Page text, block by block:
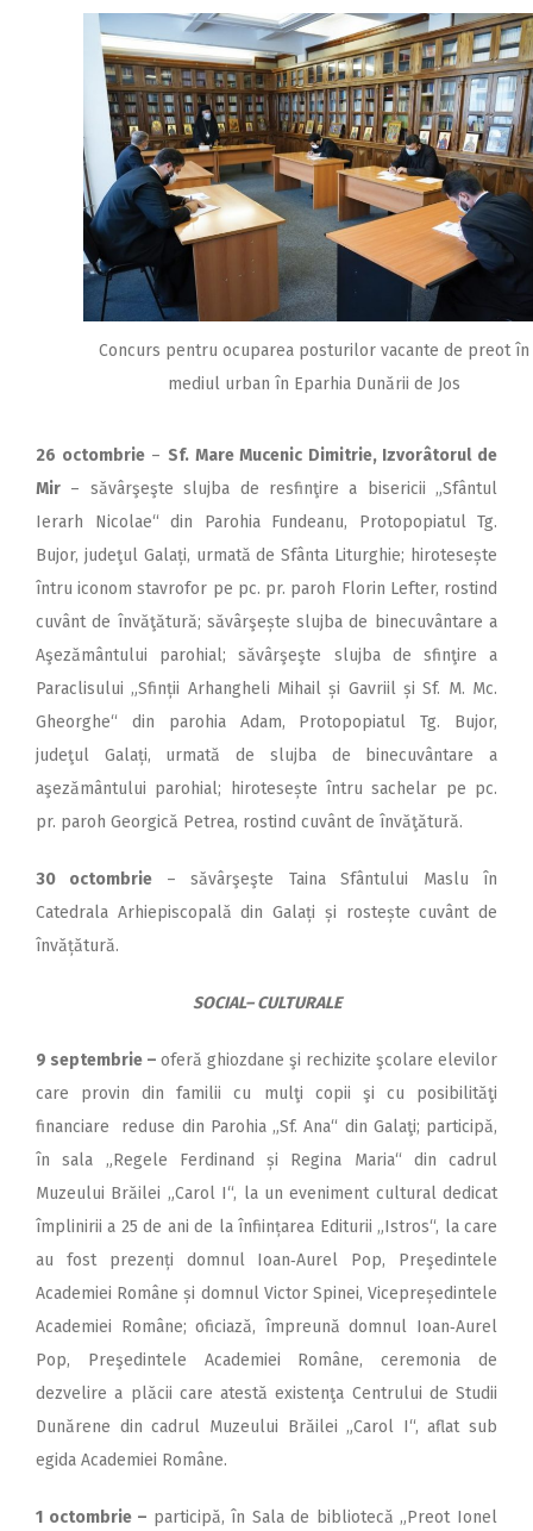
Concurs pentru ocuparea posturilor vacante de preot în
mediul urban în Eparhia Dunării de Jos
26 octombrie– Sf. Mare Mucenic Dimitrie, Izvorâtorul de
Mir – săvârşeşte slujba de resfinţire a bisericii „Sfântul
Ierarh Nicolae“ din Parohia Fundeanu, Protopopiatul Tg.
Bujor, judeţul Galați, urmată de Sfânta Liturghie; hirotesește
întru iconom stavrofor pe pc. pr. paroh Florin Lefter, rostind
cuvânt de învăţătură; săvârşește slujba de binecuvântare a
Aşezământului parohial; săvârşeşte slujba de sfinţire a
Paraclisului „Sfinții Arhangheli Mihail și Gavriil și Sf. M. Mc.
Gheorghe“ din parohia Adam, Protopopiatul Tg. Bujor,
judeţul Galați, urmată de slujba de binecuvântare a
aşezământului parohial; hirotesește întru sachelar pe pc.
pr. paroh Georgică Petrea, rostind cuvânt de învăţătură.
30 octombrie – săvârşeşte Taina Sfântului Maslu în
Catedrala Arhiepiscopală din Galați și rostește cuvânt de
învățătură.
SOCIAL– CULTURALE
9 septembrie – oferă ghiozdane şi rechizite şcolare elevilor
care provin din familii cu mulţi copii şi cu posibilităţi
financiare reduse din Parohia „Sf. Ana“ din Galaţi; participă,
în sala „Regele Ferdinand și Regina Maria“ din cadrul
Muzeului Brăilei „Carol I“, la un eveniment cultural dedicat
împlinirii a 25 de ani de la înființarea Editurii „Istros“, la care
au fost prezenți domnul Ioan‑Aurel Pop, Preşedintele
Academiei Române și domnul Victor Spinei, Vicepreședintele
Academiei Române; oficiază, împreună domnul Ioan‑Aurel
Pop, Preşedintele Academiei Române, ceremonia de
dezvelire a plăcii care atestă existenţa Centrului de Studii
Dunărene din cadrul Muzeului Brăilei „Carol I“, aflat sub
egida Academiei Ro­mâne.
1 octombrie – participă, în Sala de bibliotecă „Preot Ionel